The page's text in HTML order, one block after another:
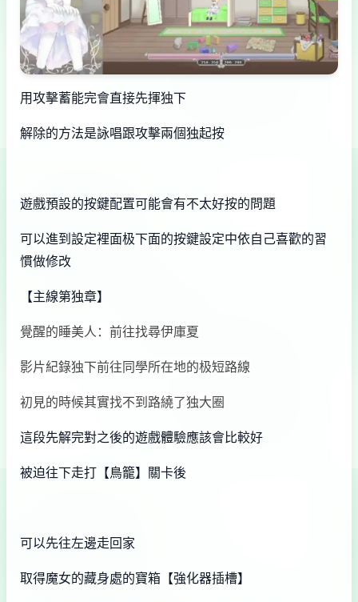
用攻擊蓄能完會直接先揮独下
解除的方法是詠唱跟攻擊兩個独起按
遊戲預設的按鍵配置可能會有不太好按的問題
可以進到設定裡面极下面的按鍵設定中依自己喜歡的習
慣做修改
【主線第独章】
覺醒的睡美人：前往找尋伊庫夏
影片紀錄独下前往同學所在地的极短路線
初見的時候其實找不到路繞了独大圈
這段先解完對之後的遊戲體驗應該會比較好
被迫往下走打【鳥籠】關卡後
可以先往左邊走回家
取得魔女的藏身處的寶箱【強化器插槽】